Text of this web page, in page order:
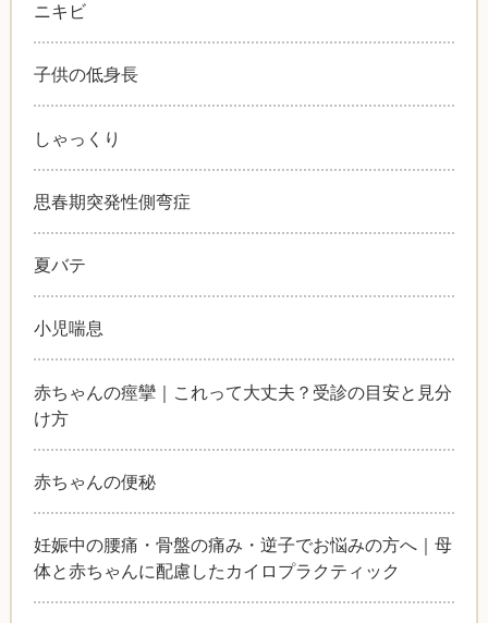
ニキビ
子供の低身長
しゃっくり
思春期突発性側弯症
夏バテ
小児喘息
赤ちゃんの痙攣｜これって大丈夫？受診の目安と見分
け方
赤ちゃんの便秘
妊娠中の腰痛・骨盤の痛み・逆子でお悩みの方へ｜母
体と赤ちゃんに配慮したカイロプラクティック